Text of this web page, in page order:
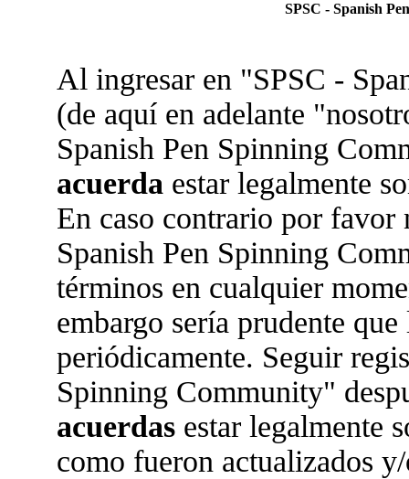
SPSC - Spanish
Al ingresar en "SPSC -
(de aquí en adelante
Spanish Pen Spinning
acuerda estar legalmente
En caso contrario por favor
Spanish Pen Spinning
términos en cualquier
embargo sería prudente
periódicamente. Seguir
Spinning Community"
acuerdas estar legalmente
como fueron actualizados